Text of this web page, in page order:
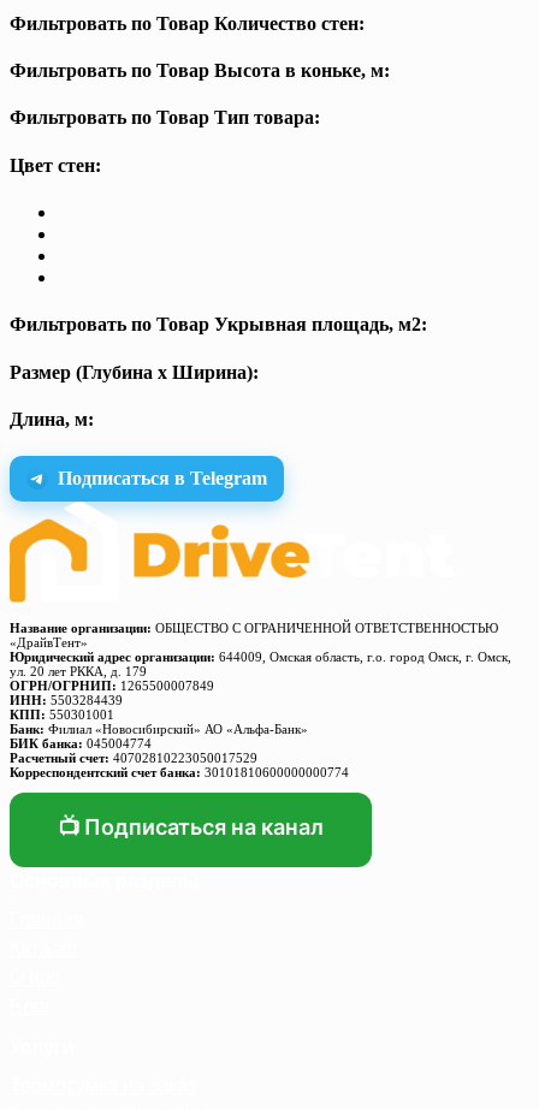
Фильтровать по Товар Количество стен:
Фильтровать по Товар Высота в коньке, м:
Фильтровать по Товар Тип товара:
Цвет стен:
Фильтровать по Товар Укрывная площадь, м2:
Размер (Глубина х Ширина):
Длина, м:
Подписаться в Telegram
Название организации: ОБЩЕСТВО С ОГРАНИЧЕННОЙ ОТВЕТСТВЕННОСТЬЮ
«ДрайвТент»
Юридический адрес организации: 644009, Омская область, г.о. город Омск, г. Омск,
ул. 20 лет РККА, д. 179
ОГРН/ОГРНИП: 1265500007849
ИНН: 5503284439
КПП: 550301001
Банк: Филиал «Новосибирский» АО «Альфа-Банк»
БИК банка: 045004774
Расчетный счет: 40702810223050017529
Корреспондентский счет банка: 30101810600000000774
📺 Подписаться на канал